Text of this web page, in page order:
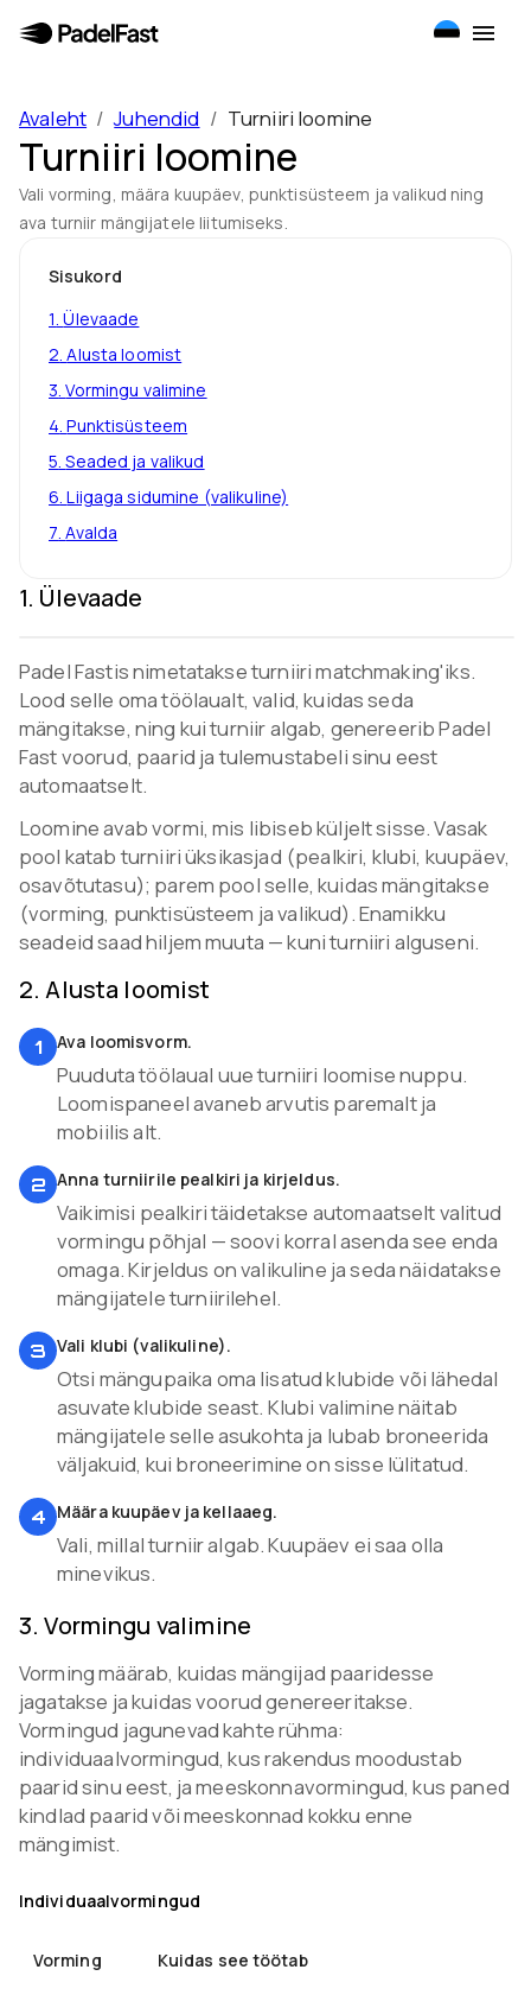
Avaleht / Juhendid / Turniiri loomine
Turniiri loomine
Vali vorming, määra kuupäev, punktisüsteem ja valikud ning
ava turniir mängijatele liitumiseks.
Sisukord
1.Ülevaade
2.Alusta loomist
3.Vormingu valimine
4.Punktisüsteem
5.Seaded ja valikud
6.Liigaga sidumine (valikuline)
7.Avalda
1. Ülevaade
Padel Fastis nimetatakse turniiri matchmaking'iks.
Lood selle oma töölaualt, valid, kuidas seda
mängitakse, ning kui turniir algab, genereerib Padel
Fast voorud, paarid ja tulemustabeli sinu eest
automaatselt.
Loomine avab vormi, mis libiseb küljelt sisse. Vasak
pool katab turniiri üksikasjad (pealkiri, klubi, kuupäev,
osavõtutasu); parem pool selle, kuidas mängitakse
(vorming, punktisüsteem ja valikud). Enamikku
seadeid saad hiljem muuta — kuni turniiri alguseni.
2.Alusta loomist
1 Ava loomisvorm.
Puuduta töölaual uue turniiri loomise nuppu.
Loomispaneel avaneb arvutis paremalt ja
mobiilis alt.
2 Anna turniirile pealkiri ja kirjeldus.
Vaikimisi pealkiri täidetakse automaatselt valitud
vormingu põhjal — soovi korral asenda see enda
omaga. Kirjeldus on valikuline ja seda näidatakse
mängijatele turniirilehel.
3 Vali klubi (valikuline).
Otsi mängupaika oma lisatud klubide või lähedal
asuvate klubide seast. Klubi valimine näitab
mängijatele selle asukohta ja lubab broneerida
väljakuid, kui broneerimine on sisse lülitatud.
4 Määra kuupäev ja kellaaeg.
Vali, millal turniir algab. Kuupäev ei saa olla
minevikus.
3.Vormingu valimine
Vorming määrab, kuidas mängijad paaridesse
jagatakse ja kuidas voorud genereeritakse.
Vormingud jagunevad kahte rühma:
individuaalvormingud, kus rakendus moodustab
paarid sinu eest, ja meeskonnavormingud, kus paned
kindlad paarid või meeskonnad kokku enne
mängimist.
Individuaalvormingud
Vorming Kuidas see töötab